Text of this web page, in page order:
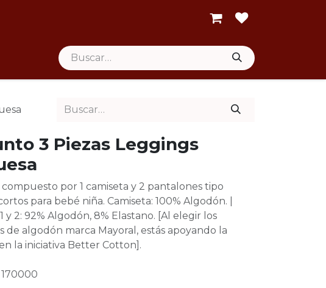
3 Piezas Leggings
por 1 camiseta y 2 pantalones tipo
para bebé niña. Camiseta: 100% Algodón. |
y 2: 92% Algodón, 8% Elastano. [Al elegir los
de algodón marca Mayoral, estás apoyando la
la iniciativa Better Cotton].
170000